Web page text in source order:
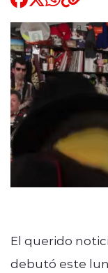
Deportes
Quienes
El querido
debutó este